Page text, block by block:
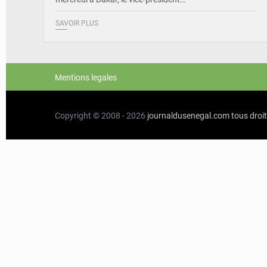
SAVOIR PLUS
Mentions legales
Copyright © 2008 - 2026 journaldusenegal.comtous